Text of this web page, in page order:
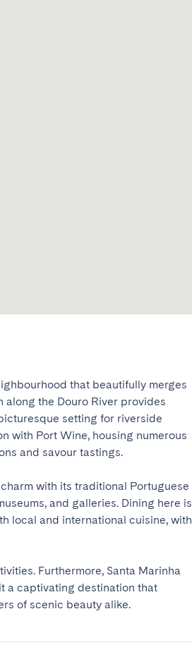
that beautifully merges
along the Douro River provides
setting for riverside
with Port Wine, housing numerous
and savour tastings.
with its traditional Portuguese
and galleries. Dining here is
local and international cuisine, with
Furthermore, Santa Marinha
a captivating destination that
of scenic beauty alike.